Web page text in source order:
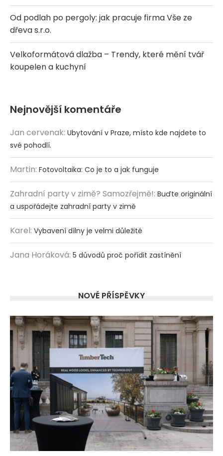
Od podlah po pergoly: jak pracuje firma Vše ze
dřeva s.r.o.
Velkoformátová dlažba – Trendy, které mění tvář
koupelen a kuchyní
Nejnovější komentáře
Jan cervenak: Ubytování v Praze, místo kde najdete to
své pohodlí.
Martin: Fotovoltaika: Co je to a jak funguje
Zahradní party v zimě? Samozřejmě!: Buďte originální
a uspořádejte zahradní party v zimě
Karel: Vybavení dílny je velmi důležité
Jana Horáková: 5 důvodů proč pořídit zastínění
NOVÉ PŘÍSPĚVKY